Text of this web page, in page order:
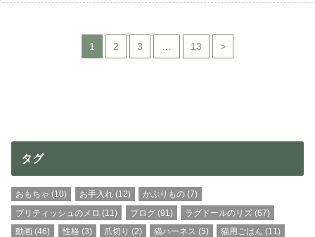
1 2 3 … 13 >
タグ
おもちゃ (10) お手入れ(12) かぶりもの(7)
ブリティッシュのメロ (11) ブログ(91) ラグドールのリズ(67)
動画 (46) 性格 (3) 爪切り (2) 猫ハーネス (5) 猫用ごはん (11)